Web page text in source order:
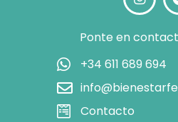
Ponte en
+34 611 689 694
Contacto